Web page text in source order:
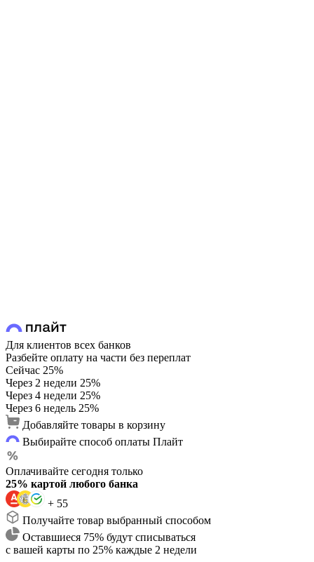
Для клиентов всех банков
Разбейте оплату на части без переплат
Сейчас 25%
Через 2 недели 25%
Через 4 недели 25%
Через 6 недель 25%
Добавляйте товары в корзину
Выбирайте способ оплаты Плайт
Оплачивайте сегодня только
25% картой любого банка
+ 55
Получайте товар выбранный способом
Оставшиеся 75% будут списываться
с вашей карты по 25% каждые 2 недели